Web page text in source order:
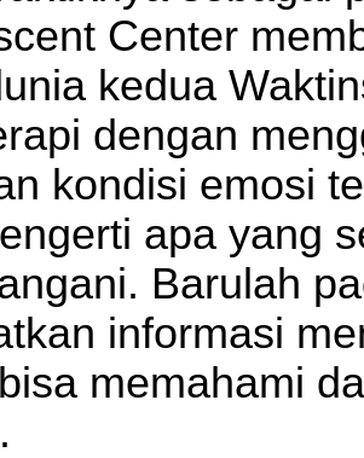
Center
kedua
dengan
kondisi emosi
apa yang
Barulah
informasi
memahami